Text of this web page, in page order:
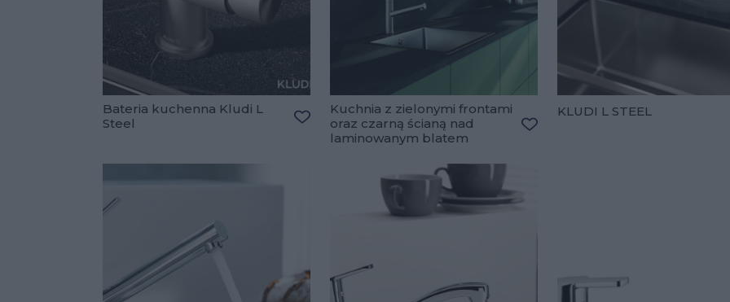
Bateria kuchenna Kludi L
Steel
Dodaj do ulubionych
Kuchnia z zielonymi frontami
oraz czarną ścianą nad
laminowanym blatem
KLUDI L STEEL